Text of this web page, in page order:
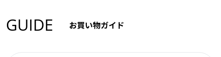
GUIDE お買い物ガイド